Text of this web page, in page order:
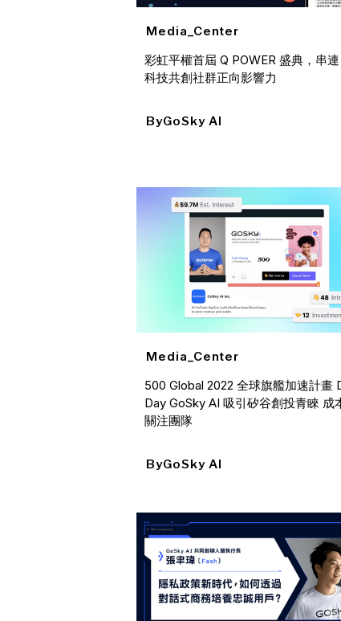
Media_Center
彩虹平權首屆 Q POWER 盛典，串
科技共創社群正向影響力
ByGoSky AI
Media_Center
500 Global 2022 全球旗艦加速計畫
Day GoSky AI 吸引矽谷創投青睞 成
關注團隊
ByGoSky AI